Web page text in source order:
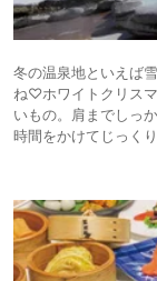
冬の温泉地といえば
ね♡ホワイトクリス
いもの。肩までしっ
時間をかけてじっく